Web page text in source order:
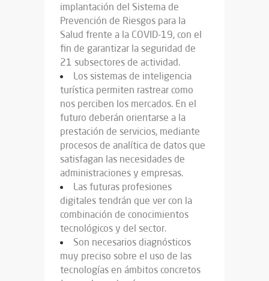
implantación del Sistema de
Prevención de Riesgos para la
Salud frente a la COVID-19, con el
fin de garantizar la seguridad de
21 subsectores de actividad.
Los sistemas de inteligencia
turística permiten rastrear como
nos perciben los mercados. En el
futuro deberán orientarse a la
prestación de servicios, mediante
procesos de analítica de datos que
satisfagan las necesidades de
administraciones y empresas.
Las futuras profesiones
digitales tendrán que ver con la
combinación de conocimientos
tecnológicos y del sector.
Son necesarios diagnósticos
muy preciso sobre el uso de las
tecnologías en ámbitos concretos